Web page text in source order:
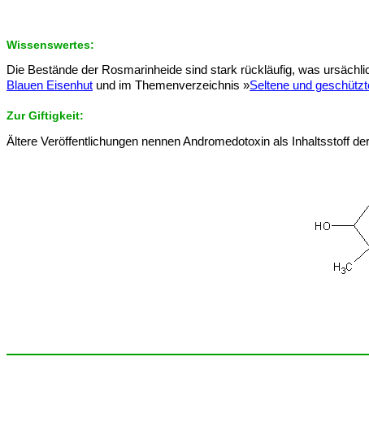
Wissenswertes:
Die Bestände der Rosmarinheide sind stark rückläufig, was
Blauen Eisenhut und im Themenverzeichnis »Seltene und
Zur Giftigkeit:
Ältere Veröffentlichungen nennen Andromedotoxin als Inhaltsstoff